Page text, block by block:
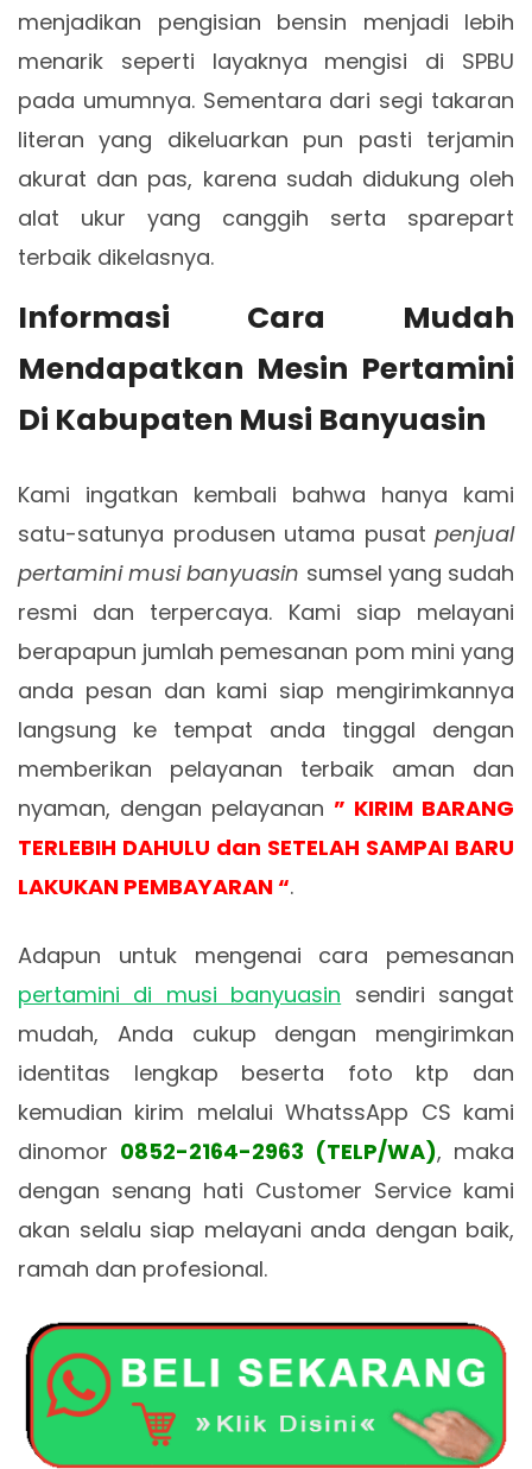
menjadikan pengisian bensin menjadi lebih
menarik seperti layaknya mengisi di SPBU
pada umumnya. Sementara dari segi takaran
literan yang dikeluarkan pun pasti terjamin
akurat dan pas, karena sudah didukung oleh
alat ukur yang canggih serta sparepart
terbaik dikelasnya.
Informasi Cara Mudah
Mendapatkan Mesin Pertamini
Di Kabupaten Musi Banyuasin
Kami ingatkan kembali bahwa hanya kami
satu-satunya produsen utama pusat penjual
pertamini musi banyuasin sumsel yang sudah
resmi dan terpercaya. Kami siap melayani
berapapun jumlah pemesanan pom mini yang
anda pesan dan kami siap mengirimkannya
langsung ke tempat anda tinggal dengan
memberikan pelayanan terbaik aman dan
nyaman, dengan pelayanan ” KIRIM BARANG
TERLEBIH DAHULU dan SETELAH SAMPAI BARU
LAKUKAN PEMBAYARAN “.
Adapun untuk mengenai cara pemesanan
pertamini di musi banyuasin sendiri sangat
mudah, Anda cukup dengan mengirimkan
identitas lengkap beserta foto ktp dan
kemudian kirim melalui WhatssApp CS kami
dinomor 0852-2164-2963 (TELP/WA), maka
dengan senang hati Customer Service kami
akan selalu siap melayani anda dengan baik,
ramah dan profesional.